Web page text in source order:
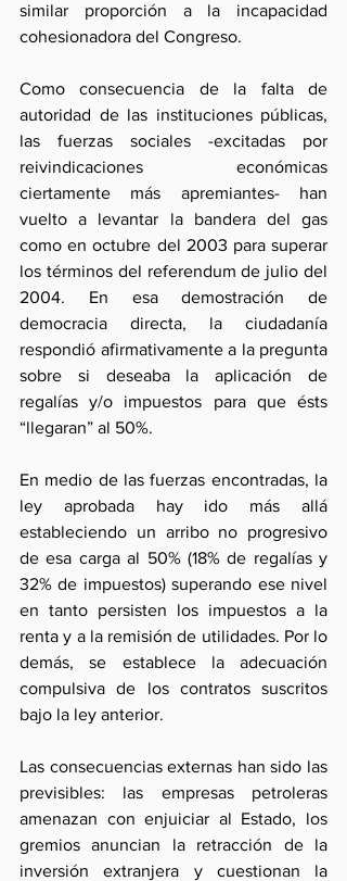
similar proporción a la incapacidad
cohesionadora del Congreso.
Como consecuencia de la falta de
autoridad de las instituciones públicas,
las fuerzas sociales -excitadas por
reivindicaciones económicas
ciertamente más apremiantes- han
vuelto a levantar la bandera del gas
como en octubre del 2003 para superar
los términos del referendum de julio del
2004. En esa demostración de
democracia directa, la ciudadanía
respondió afirmativamente a la pregunta
sobre si deseaba la aplicación de
regalías y/o impuestos para que ésts
“llegaran” al 50%.
En medio de las fuerzas encontradas, la
ley aprobada hay ido más allá
estableciendo un arribo no progresivo
de esa carga al 50% (18% de regalías y
32% de impuestos) superando ese nivel
en tanto persisten los impuestos a la
renta y a la remisión de utilidades. Por lo
demás, se establece la adecuación
compulsiva de los contratos suscritos
bajo la ley anterior.
Las consecuencias externas han sido las
previsibles: las empresas petroleras
amenazan con enjuiciar al Estado, los
gremios anuncian la retracción de la
inversión extranjera y cuestionan la